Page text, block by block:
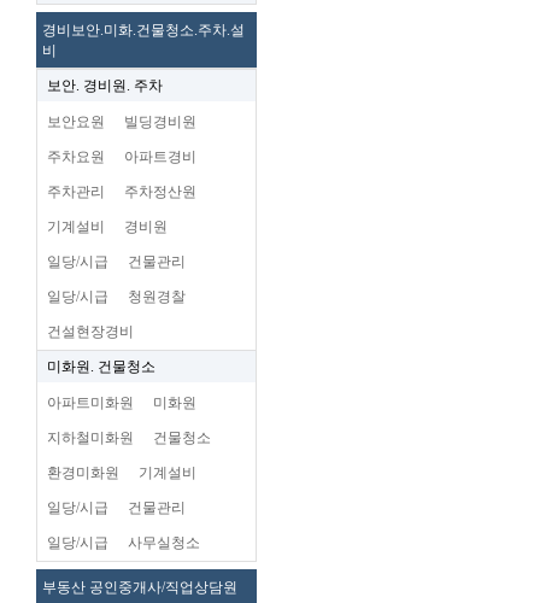
경비보안.미화.건물청소.주차.설
비
보안. 경비원. 주차
보안요원 빌딩경비원
주차요원 아파트경비
주차관리 주차정산원
기계설비 경비원
일당/시급 건물관리
일당/시급 청원경찰
건설현장경비
미화원. 건물청소
아파트미화원 미화원
지하철미화원 건물청소
환경미화원 기계설비
일당/시급 건물관리
일당/시급 사무실청소
부동산 공인중개사/직업상담원